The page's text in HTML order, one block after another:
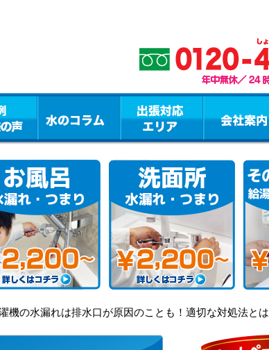
機の水漏れは排水口が原因のことも！適切な対処法とは